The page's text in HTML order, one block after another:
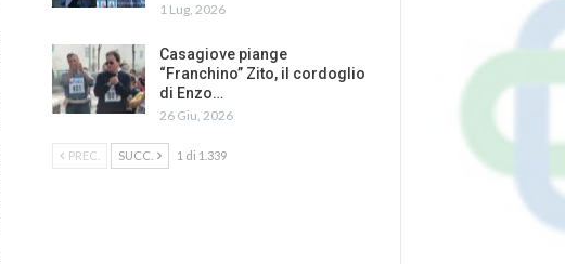
1 Lug, 2026
Casagiove piange
“Franchino” Zito, il cordoglio
di Enzo…
26 Giu, 2026
PREC. SUCC. 1 di 1.339